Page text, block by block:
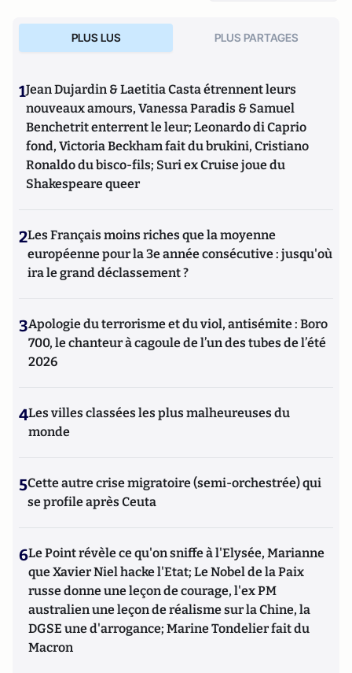
PLUS LUS PLUS PARTAGES
1Jean Dujardin & Laetitia Casta étrennent leurs
nouveaux amours, Vanessa Paradis & Samuel
Benchetrit enterrent le leur; Leonardo di Caprio
fond, Victoria Beckham fait du brukini, Cristiano
Ronaldo du bisco-fils; Suri ex Cruise joue du
Shakespeare queer
2Les Français moins riches que la moyenne
européenne pour la 3e année consécutive : jusqu'où
ira le grand déclassement ?
3Apologie du terrorisme et du viol, antisémite : Boro
700, le chanteur à cagoule de l’un des tubes de l’été
2026
4Les villes classées les plus malheureuses du
monde
5Cette autre crise migratoire (semi-orchestrée) qui
se profile après Ceuta
6Le Point révèle ce qu'on sniffe à l'Elysée, Marianne
que Xavier Niel hacke l'Etat; Le Nobel de la Paix
russe donne une leçon de courage, l'ex PM
australien une leçon de réalisme sur la Chine, la
DGSE une d'arrogance; Marine Tondelier fait du
Macron